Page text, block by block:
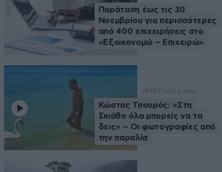
Παράταση έως τις 30
Νοεμβρίου για περισσότερες
από 400 επιχειρήσεις στο
«Εξοικονομώ – Επιχειρώ»
LIFESTYLE3 λ. πριν
Κώστας Τσουρός: «Στη
Σκιάθο όλα μπορείς να τα
δεις» – Οι φωτογραφίες από
την παραλία